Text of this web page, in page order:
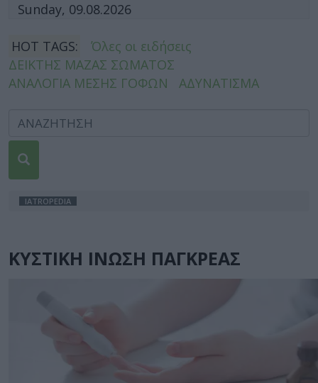
Sunday, 09.08.2026
HOT TAGS:
Όλες οι ειδήσεις
ΔΕΙΚΤΗΣ ΜΑΖΑΣ ΣΩΜΑΤΟΣ
ΑΝΑΛΟΓΙΑ ΜΕΣΗΣ ΓΟΦΩΝ
ΑΔΥΝΑΤΙΣΜΑ
IATROPEDIA
ΚΥΣΤΙΚΗ ΙΝΩΣΗ ΠΑΓΚΡΕΑΣ